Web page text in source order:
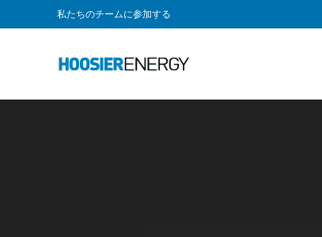
私たちのチームに参加する